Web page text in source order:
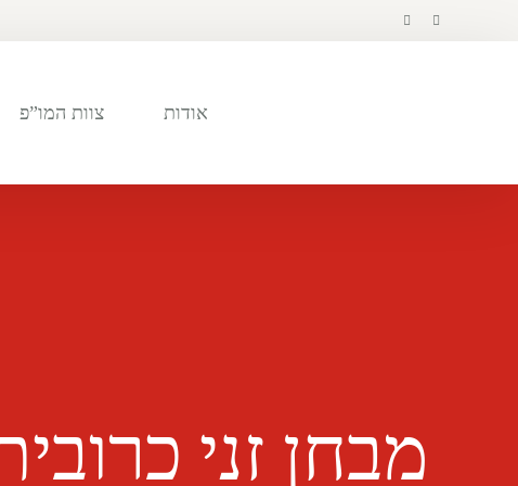
אודות צוות המו”פ
מבחן זני כרובית בבית